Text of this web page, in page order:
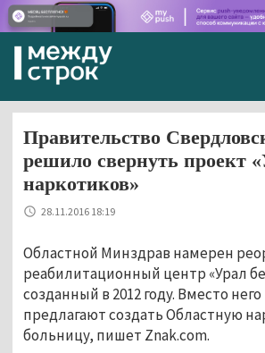
Правительство
решило свернуть проект
наркотиков»
28.11.2016 18:19
Областной Минздрав намерен
реабилитационный центр «Урал
созданный в 2012 году. Вместо
предлагают создать Областную
больницу, пишет Znak.com.